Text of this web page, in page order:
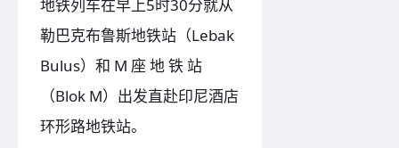
地铁列车在早上5时30分就从
勒巴克布鲁斯地铁站（Lebak
Bulus）和 M 座 地 铁 站
（Blok M）出发直赴印尼酒店
环形路地铁站。